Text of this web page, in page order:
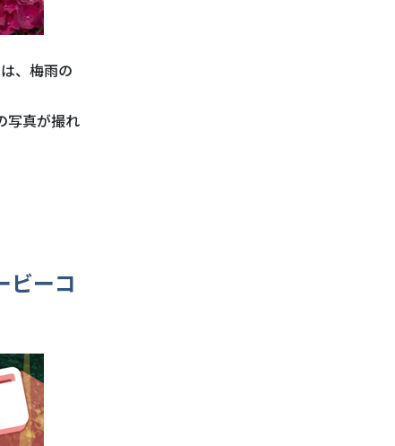
、梅雨の
写真が撮れ
ビーコ